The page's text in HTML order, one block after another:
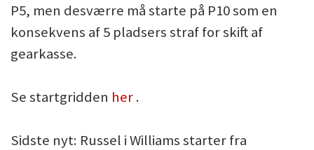
P5, men desværre må starte på P10 som en
konsekvens af 5 pladsers straf for skift af
gearkasse.
Se startgridden her.
Sidste nyt: Russel i Williams starter fra